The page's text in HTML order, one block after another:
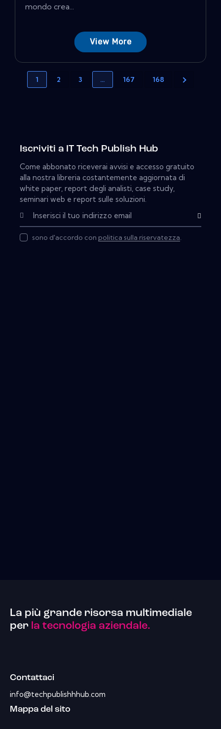
mondo crea...
View More
1 2 3 … 167 168
Iscriviti a IT Tech Publish Hub
Come abbonato riceverai avvisi e accesso gratuito
alla nostra libreria costantemente aggiornata di
white paper, report degli analisti, case study,
seminari web e report sulle soluzioni.
Subscribe
sono d'accordo con politica sulla riservatezza.
La più grande risorsa multimediale
per la tecnologia aziendale.
Contattaci
info@techpublishhhub.com
Mappa del sito